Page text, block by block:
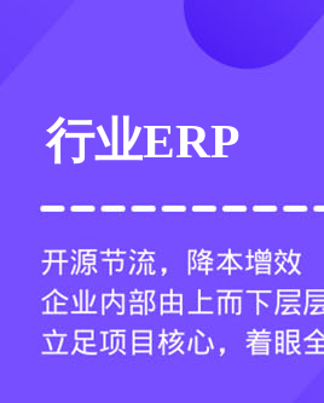
行业ERP